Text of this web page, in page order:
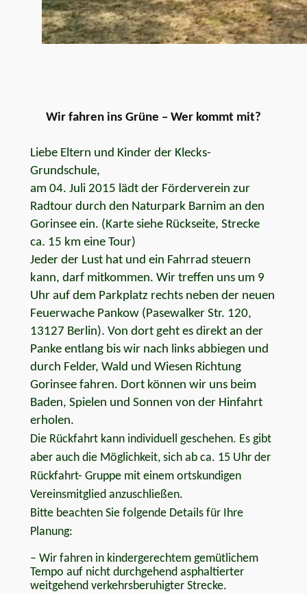
Wir fahren ins Grüne – Wer kommt mit?
Liebe Eltern und Kinder der Klecks-
Grundschule,
am 04. Juli 2015 lädt der Förderverein zur
Radtour durch den Naturpark Barnim an den
Gorinsee ein. (Karte siehe Rückseite, Strecke
ca. 15 km eine Tour)
Jeder der Lust hat und ein Fahrrad steuern
kann, darf mitkommen. Wir treffen uns um 9
Uhr auf dem Parkplatz rechts neben der neuen
Feuerwache Pankow (Pasewalker Str. 120,
13127 Berlin). Von dort geht es direkt an der
Panke entlang bis wir nach links abbiegen und
durch Felder, Wald und Wiesen Richtung
Gorinsee fahren. Dort können wir uns beim
Baden, Spielen und Sonnen von der Hinfahrt
erholen.
Die Rückfahrt kann individuell geschehen. Es gibt
aber auch die Möglichkeit, sich ab ca. 15 Uhr der
Rückfahrt- Gruppe mit einem ortskundigen
Vereinsmitglied anzuschließen.
Bitte beachten Sie folgende Details für Ihre
Planung:
– Wir fahren in kindergerechtem gemütlichem
Tempo auf nicht durchgehend asphaltierter
weitgehend verkehrsberuhigter Strecke.